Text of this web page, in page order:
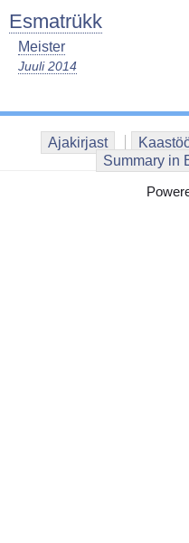
Esmatrükk
Meister
Juuli 2014
Ajakirjast
Summary in